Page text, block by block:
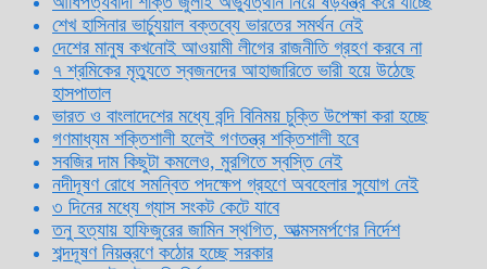
শেখ হাসিনার ভার্চ্যুয়াল বক্তব্যে ভারতের সমর্থন নেই
দেশের মানুষ কখনোই আওয়ামী লীগের রাজনীতি গ্রহণ করবে না
৭ শ্রমিকের মৃত্যুতে স্বজনদের আহাজারিতে ভারী হয়ে উঠেছে
হাসপাতাল
ভারত ও বাংলাদেশের মধ্যে বন্দি বিনিময় চুক্তি উপেক্ষা করা হচ্ছে
গণমাধ্যম শক্তিশালী হলেই গণতন্ত্র শক্তিশালী হবে
সবজির দাম কিছুটা কমলেও, মুরগিতে স্বস্তি নেই
নদীদূষণ রোধে সমন্বিত পদক্ষেপ গ্রহণে অবহেলার সুযোগ নেই
৩ দিনের মধ্যে গ্যাস সংকট কেটে যাবে
তনু হত্যায় হাফিজুরের জামিন স্থগিত, আত্মসমর্পণের নির্দেশ
শব্দদূষণ নিয়ন্ত্রণে কঠোর হচ্ছে সরকার